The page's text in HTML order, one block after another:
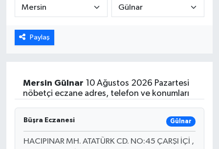
Paylaş
Mersin Gülnar 10 Ağustos 2026 Pazartesi
nöbetçi eczane adres, telefon ve konumları
Büşra Eczanesi Gülnar
HACIPINAR MH. ATATÜRK CD. NO:45 ÇARŞI İÇİ ,
ÖZEL HABER
DTO